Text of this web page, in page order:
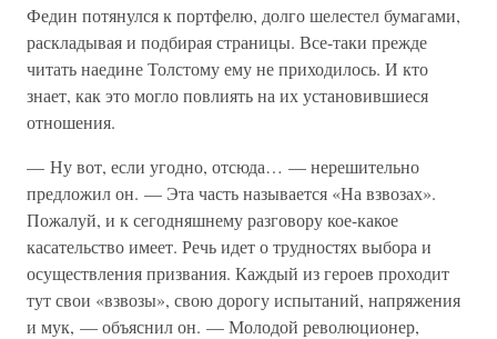
Федин потянулся к портфелю, долго шелестел бумагами,
раскладывая и подбирая страницы. Все-таки прежде
читать наедине Толстому ему не приходилось. И кто
знает, как это могло повлиять на их установившиеся
отношения.
— Ну вот, если угодно, отсюда… — нерешительно
предложил он. — Эта часть называется «На взвозах».
Пожалуй, и к сегодняшнему разговору кое-какое
касательство имеет. Речь идет о трудностях выбора и
осуществления призвания. Каждый из героев проходит
тут свои «взвозы», свою дорогу испытаний, напряжения
и мук, — объяснил он. — Молодой революционер,